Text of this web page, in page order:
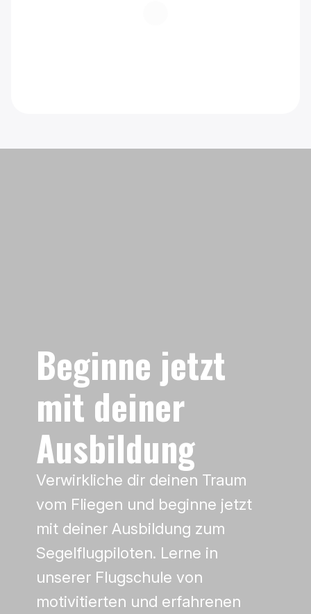
Beginne jetzt
mit deiner
Ausbildung
Verwirkliche dir deinen Traum
vom Fliegen und beginne jetzt
mit deiner Ausbildung zum
Segelflugpiloten. Lerne in
unserer Flugschule von
motivitierten und erfahrenen